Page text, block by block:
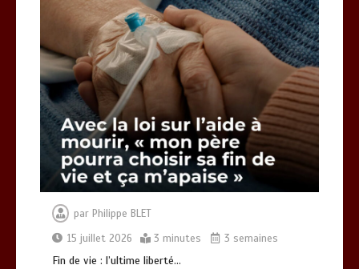
3 minutes
Fin de vie : l’ultime liberté…
3 minutes
par Philippe BLET
15 juillet 2026
3 minutes 3 semaines
Fin de vie : l’ultime liberté…